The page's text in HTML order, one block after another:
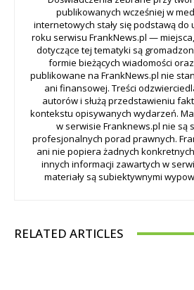
publikowanych wcześniej w
internetowych stały się podstawą do
roku serwisu FrankNews.pl —
dotyczące tej tematyki są
formie bieżących wiadomości
publikowane na FrankNews.pl nie
ani finansowej. Treści
autorów i służą przedstawieniu
kontekstu opisywanych wydarzeń.
w serwisie Franknews.pl nie są
profesjonalnych porad prawnych.
ani nie popiera żadnych
innych informacji zawartych w
materiały są subiektywnymi
RELATED ARTICLES